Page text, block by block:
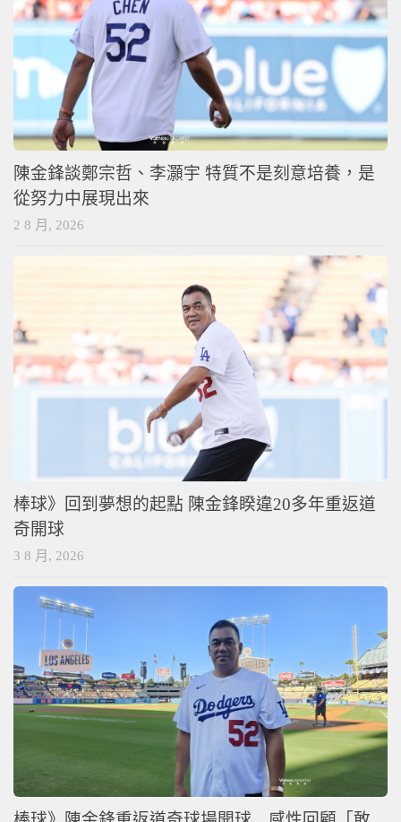
陳金鋒談鄭宗哲、李灝宇 特質不是刻意培養，是
從努力中展現出來
2 8 月, 2026
棒球》回到夢想的起點 陳金鋒睽違20多年重返道
奇開球
3 8 月, 2026